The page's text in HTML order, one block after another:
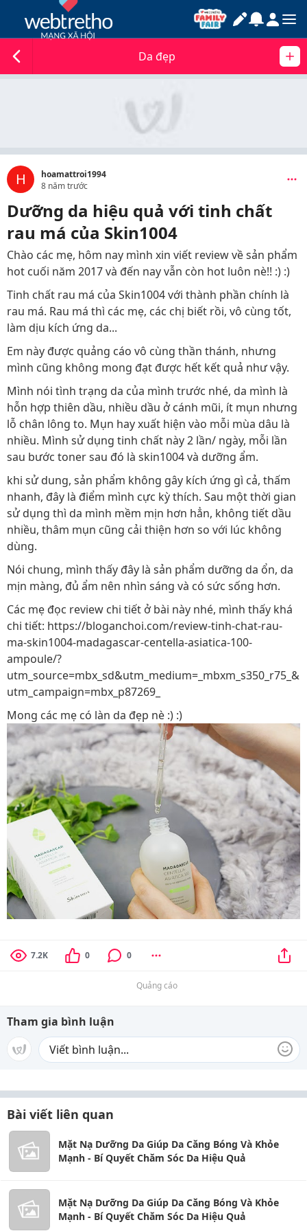
Da đẹp
H
hoamattroi1994
8 năm trước
Dưỡng da hiệu quả với tinh chất
rau má của Skin1004
Chào các mẹ, hôm nay mình xin viết review về sản phẩm
hot cuối năm 2017 và đến nay vẫn còn hot luôn nè!! :) :)
Tinh chất rau má của Skin1004 với thành phần chính là
rau má. Rau má thì các mẹ, các chị biết rồi, vô cùng tốt,
làm dịu kích ứng da...
Em này được quảng cáo vô cùng thần thánh, nhưng
mình cũng không mong đạt được hết kết quả như vậy.
Mình nói tình trạng da của mình trước nhé, da mình là
hỗn hợp thiên dầu, nhiều dầu ở cánh mũi, ít mụn nhưng
lỗ chân lông to. Mụn hay xuất hiện vào mỗi mùa dâu là
nhiều. Mình sử dụng tinh chất này 2 lần/ ngày, mỗi lần
sau bước toner sau đó là skin1004 và dưỡng ẩm.
khi sử dung, sản phẩm không gây kích ứng gì cả, thấm
nhanh, đây là điểm mình cực kỳ thích. Sau một thời gian
sử dụng thì da mình mềm mịn hơn hẳn, không tiết dầu
nhiều, thâm mụn cũng cải thiện hơn so với lúc không
dùng.
Nói chung, mình thấy đây là sản phẩm dưỡng da ổn, da
mịn màng, đủ ẩm nên nhìn sáng và có sức sống hơn.
Các mẹ đọc review chi tiết ở bài này nhé, mình thấy khá
chi tiết: https://bloganchoi.com/review-tinh-chat-rau-
ma-skin1004-madagascar-centella-asiatica-100-
ampoule/?
utm_source=mbx_sd&utm_medium=_mbxm_s350_r75_&
utm_campaign=mbx_p87269_
Mong các mẹ có làn da đẹp nè :) :)
7.2K 0 0
Quảng cáo
Tham gia bình luận
Bài viết liên quan
Mặt Nạ Dưỡng Da Giúp Da Căng Bóng Và Khỏe
Mạnh - Bí Quyết Chăm Sóc Da Hiệu Quả
Mặt Nạ Dưỡng Da Giúp Da Căng Bóng Và Khỏe
Mạnh - Bí Quyết Chăm Sóc Da Hiệu Quả